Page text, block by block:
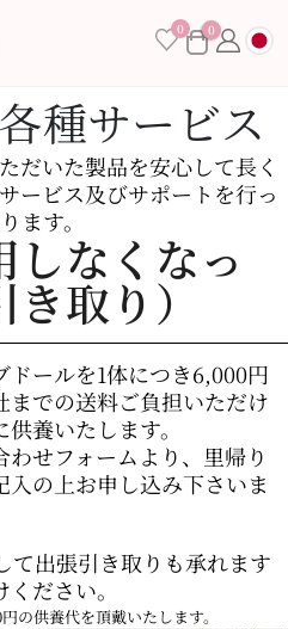
0 0×
in the cart.
種サービス
だいた製品を安心して長く
ービス及びサポートを行っ
ます。
しなくなっ
取り）
ールを1体につき6,000円
までの送料ご負担いただけ
養いたします。
せフォームより、里帰り
の上お申し込み下さいま
て出張引き取りも承れます
ださい。
の供養代を頂戴いたします。